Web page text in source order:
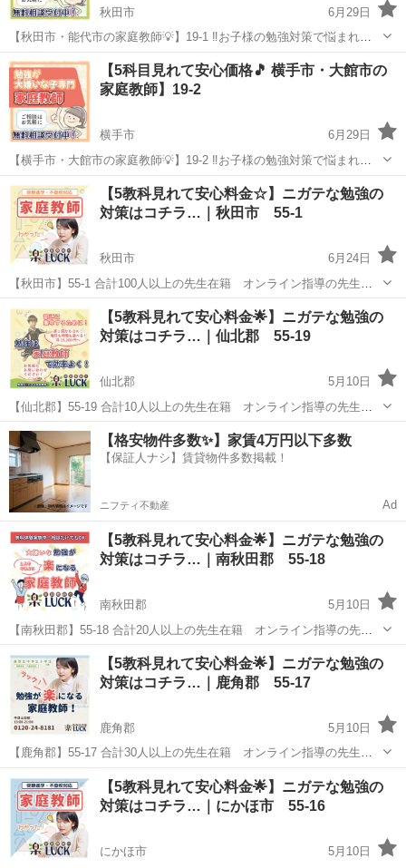
秋田市
6月29日
【秋田市・能代市の家庭教師💡】19-1 ‼️お子様の勉強対策で悩まれて
る親御様へ‼️ オンライン指導の先生も多数在籍✨ ◯スマホばかりで
勉強しない ◯塾に通わせたけど成果が出ない ◯家庭教師に通わせたい
けど料...
秋田 秋田市 家庭教師 先生
【5科目見れて安心価格🎵 横手市・大館市の
家庭教師】19-2
横手市
6月29日
【横手市・大館市の家庭教師💡】19-2 ‼️お子様の勉強対策で悩まれて
る親御様へ‼️ ◯スマホばかりで勉強しない ◯塾に通わせたけど成果が
出ない ◯家庭教師に通わせたいけど料金が高い ◯個人契約は先生との
相性が...
秋田 横手市 家庭教師 先生
【5教科見れて安心料金☆】ニガテな勉強の
対策はコチラ…｜秋田市 55-1
秋田市
6月24日
【秋田市】55-1 合計100人以上の先生在籍 オンライン指導の先生も
多数在籍✨ お子様の勉強対策で悩まれてる親御様へ✉️ 「スマホばかり
で勉強しない」「塾に通わせたけど成果が出ない」 「家庭教師に通わ
せたいけど...
秋田 秋田市 家庭教師 先生
【5教科見れて安心料金🌟】ニガテな勉強の
対策はコチラ…｜仙北郡 55-19
仙北郡
5月10日
【仙北郡】55-19 合計10人以上の先生在籍 オンライン指導の先生も
多数在籍✨ お子様の勉強対策で悩まれてる親御様へ✉️ 「スマホばかり
で勉強しない」「塾に通わせたけど成果が出ない」 「家庭教師に通わ
せたいけど...
秋田 仙北郡 家庭教師 先生
【格安物件多数✨】家賃4万円以下多数
【保証人ナシ】賃貸物件多数掲載！
ニフティ不動産 Ad
【5教科見れて安心料金🌟】ニガテな勉強の
対策はコチラ…｜南秋田郡 55-18
南秋田郡
5月10日
【南秋田郡】55-18 合計20人以上の先生在籍 オンライン指導の先生
も多数在籍✨ お子様の勉強対策で悩まれてる親御様へ✉️ 「スマホばか
りで勉強しない」「塾に通わせたけど成果が出ない」 「家庭教師に通
わせたいけ...
秋田 南秋田郡 家庭教師 先生
【5教科見れて安心料金🌟】ニガテな勉強の
対策はコチラ…｜鹿角郡 55-17
鹿角郡
5月10日
【鹿角郡】55-17 合計30人以上の先生在籍 オンライン指導の先生も
多数在籍✨ お子様の勉強対策で悩まれてる親御様へ✉️ 「スマホばかり
で勉強しない」「塾に通わせたけど成果が出ない」 「家庭教師に通わ
せたいけど...
秋田 鹿角郡 家庭教師 先生
【5教科見れて安心料金🌟】ニガテな勉強の
対策はコチラ…｜にかほ市 55-16
にかほ市 5月10日